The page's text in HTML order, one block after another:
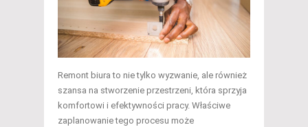
Remont biura to nie tylko wyzwanie, ale również
szansa na stworzenie przestrzeni, która sprzyja
komfortowi i efektywności pracy. Właściwe
zaplanowanie tego procesu może